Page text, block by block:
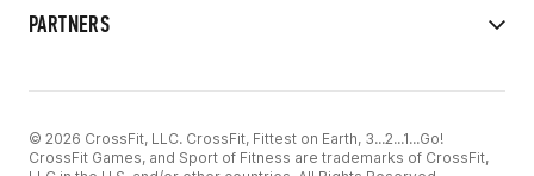
PARTNERS
© 2026 CrossFit, LLC. CrossFit, Fittest on Earth, 3...2...1...Go!
CrossFit Games, and Sport of Fitness are trademarks of CrossFit,